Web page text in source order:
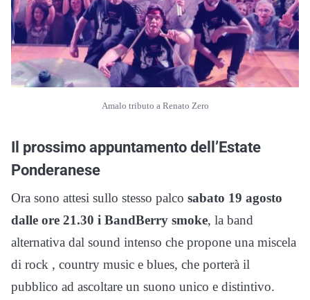
Amalo tributo a Renato Zero
Il prossimo appuntamento dell’Estate
Ponderanese
Ora sono attesi sullo stesso palco sabato 19 agosto
dalle ore 21.30 i BandBerry smoke, la band
alternativa dal sound intenso che propone una miscela
di rock , country music e blues, che porterà il
pubblico ad ascoltare un suono unico e distintivo.